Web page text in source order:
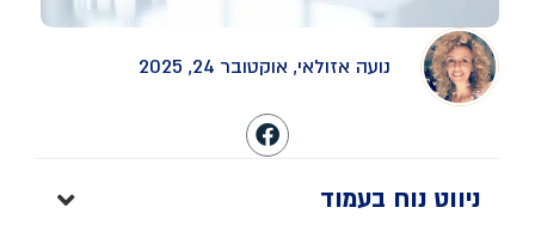
נועה אזולאי, אוקטובר 24, 2025
ניווט נוח בעמוד